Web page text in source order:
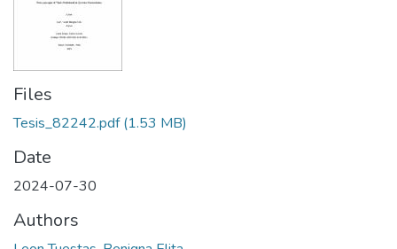
Files
Tesis_82242.pdf(1.53 MB)
Date
2024-07-30
Authors